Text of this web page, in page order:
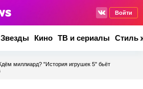
Войти
Звезды Кино ТВ и сериалы Стиль
миллиард? "История игрушек 5" бьёт